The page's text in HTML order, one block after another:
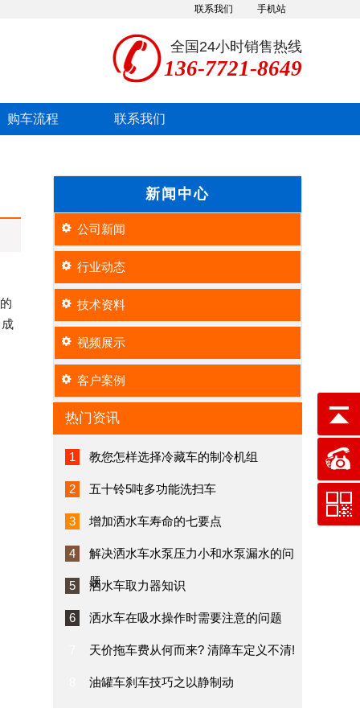
手机站
联系我们
全国24小时销售热线
136-7721-8649
购车流程 联系我们
新闻中心
公司新闻
行业动态
技术资料
视频展示
客户案例
热门资讯
1 教您怎样选择冷藏车的制冷机组
2 五十铃5吨多功能洗扫车
3 增加洒水车寿命的七要点
4 解决洒水车水泵压力小和水泵漏水的问
题
5 洒水车取力器知识
6 洒水车在吸水操作时需要注意的问题
天价拖车费从何而来? 清障车定义不清!
油罐车刹车技巧之以静制动